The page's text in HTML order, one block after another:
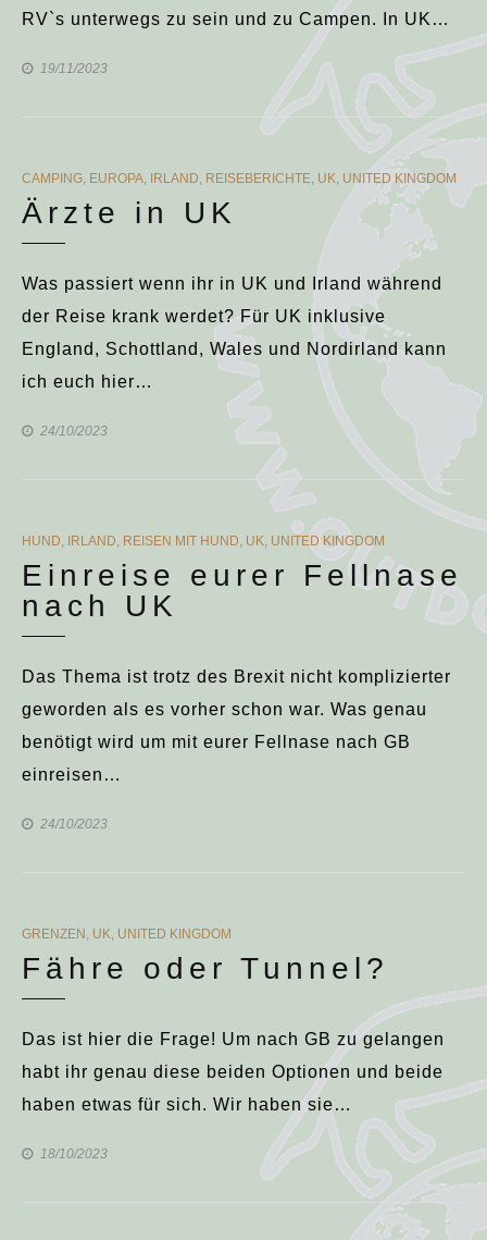
RV`s unterwegs zu sein und zu Campen. In UK…
19/11/2023
CATEGORIES
CAMPING, EUROPA, IRLAND, REISEBERICHTE, UK, UNITED KINGDOM
Ärzte in UK
Was passiert wenn ihr in UK und Irland während
der Reise krank werdet? Für UK inklusive
England, Schottland, Wales und Nordirland kann
ich euch hier…
24/10/2023
CATEGORIES
HUND, IRLAND, REISEN MIT HUND, UK, UNITED KINGDOM
Einreise eurer Fellnase
nach UK
Das Thema ist trotz des Brexit nicht komplizierter
geworden als es vorher schon war. Was genau
benötigt wird um mit eurer Fellnase nach GB
einreisen…
24/10/2023
CATEGORIES
GRENZEN , UK, UNITED KINGDOM
Fähre oder Tunnel?
Das ist hier die Frage! Um nach GB zu gelangen
habt ihr genau diese beiden Optionen und beide
haben etwas für sich. Wir haben sie…
18/10/2023